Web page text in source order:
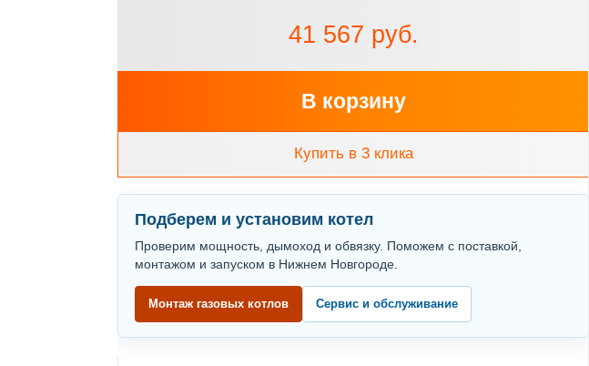
41 567 руб.
В корзину
Купить в 3 клика
Подберем и установим котел
Проверим мощность, дымоход и обвязку. Поможем с поставкой,
монтажом и запуском в Нижнем Новгороде.
Монтаж газовых котлов Сервис и обслуживание